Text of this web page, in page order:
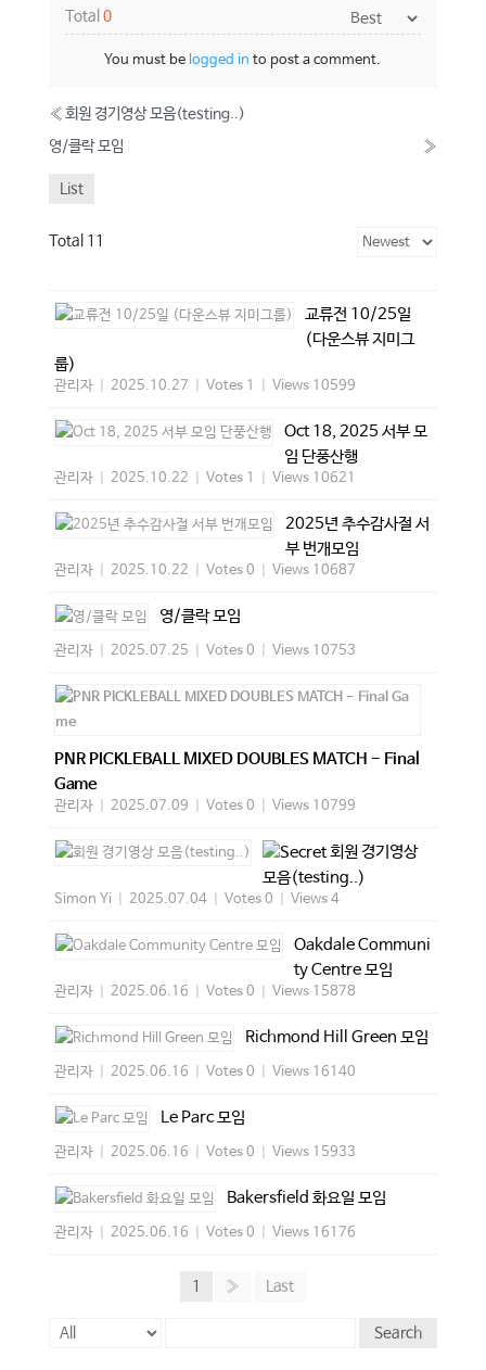
Total 0
You must be logged in to post a comment.
« 회원 경기영상 모음(testing..)
영/클락 모임
»
List
Total 11
교류전 10/25일
(다운스뷰 지미그
룹)
관리자 2025.10.27 Votes 1 Views 10599
Oct 18, 2025 서부 모
임 단풍산행
관리자 2025.10.22 Votes 1 Views 10621
2025년 추수감사절 서
부 번개모임
관리자 2025.10.22 Votes 0 Views 10687
영/클락 모임
관리자 2025.07.25 Votes 0 Views 10753
PNR PICKLEBALL MIXED DOUBLES MATCH - Final
Game
관리자 2025.07.09 Votes 0 Views 10799
회원 경기영상
모음(testing..)
Simon Yi 2025.07.04 Votes 0 Views 4
Oakdale Communi
ty Centre 모임
관리자 2025.06.16 Votes 0 Views 15878
Richmond Hill Green 모임
관리자 2025.06.16 Votes 0 Views 16140
Le Parc 모임
관리자 2025.06.16 Votes 0 Views 15933
Bakersfield 화요일 모임
관리자 2025.06.16 Votes 0 Views 16176
1 » Last
Search